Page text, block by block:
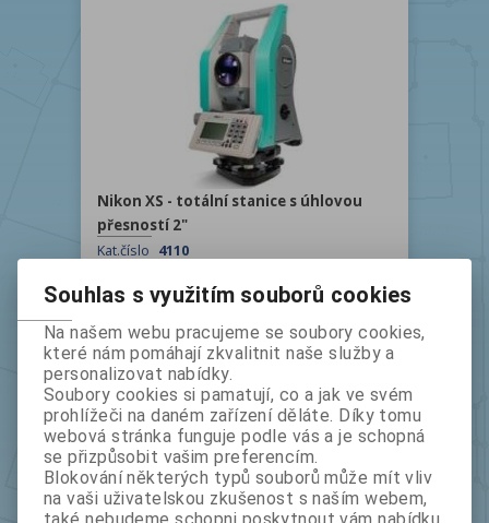
Nikon XS - totální stanice s úhlovou
přesností 2"
Kat.číslo 4110
bez DPH:169 900 s DPH:205 579
ks
Souhlas s využitím souborů cookies
Na našem webu pracujeme se soubory cookies,
které nám pomáhají zkvalitnit naše služby a
personalizovat nabídky.
Soubory cookies si pamatují, co a jak ve svém
prohlížeči na daném zařízení děláte. Díky tomu
webová stránka funguje podle vás a je schopná
se přizpůsobit vašim preferencím.
Blokování některých typů souborů může mít vliv
na vaši uživatelskou zkušenost s naším webem,
také nebudeme schopni poskytnout vám nabídku